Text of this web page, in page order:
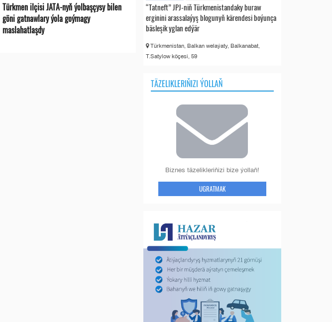
Türkmen ilçisi JATA-nyň ýolbaşçysy bilen
göni gatnawlary ýola goýmagy
maslahatlaşdy
“Tatneft” JPJ-niň Türkmenistandaky buraw
erginini arassalaýyş blogunyň kärendesi boýunça
bäsleşik yglan edýär
Türkmenistan, Balkan welaýaty, Balkanabat,
T.Satylow köçesi, 59
TÄZELIKLERIŇIZI ÝOLLAŇ
Biznes täzelikleriňizi bize ýollaň!
UGRATMAK